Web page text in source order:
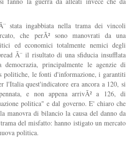
ingabbiata nella trama dei vincoli
che perÃ² sono manovrati da una
ed economici totalmente nemici degli
Ã¨ il risultato di una sfiducia insufflata
principalmente le agenzie di
politiche, le fonti d'informazione, i garantiti
l'Italia quest'indicatore era ancora a 120, si
e non appena arrivÃ² a 126, di
politica" e dal governo. E' chiaro che
manovra di bilancio la causa del danno da
del misfatto: hanno istigato un mercato
politica.